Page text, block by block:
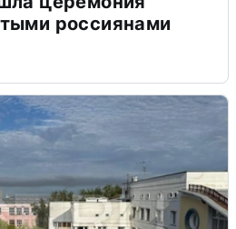
россиянами